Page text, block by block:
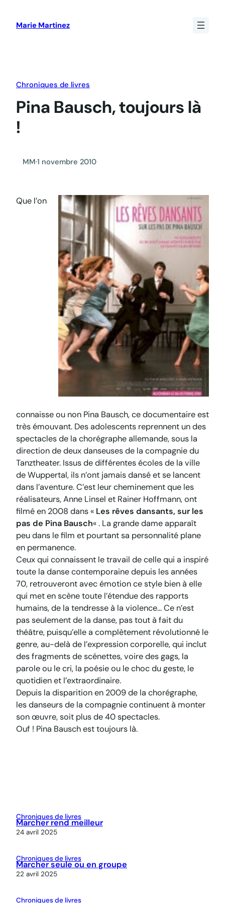
Marie Martinez
Chroniques de livres
Pina Bausch, toujours là
!
MM·1 novembre 2010
Que l’on
connaisse ou non Pina Bausch, ce documentaire est
très émouvant. Des adolescents reprennent un des
spectacles de la chorégraphe allemande, sous la
direction de deux danseuses de la compagnie du
Tanztheater. Issus de différentes écoles de la ville
de Wuppertal, ils n’ont jamais dansé et se lancent
dans l’aventure. C’est leur cheminement que les
réalisateurs, Anne Linsel et Rainer Hoffmann, ont
filmé en 2008 dans « Les rêves dansants, sur les
pas de Pina Bausch« . La grande dame apparaît
peu dans le film et pourtant sa personnalité plane
en permanence.
Ceux qui connaissent le travail de celle qui a inspiré
toute la danse contemporaine depuis les années
70, retrouveront avec émotion ce style bien à elle
qui met en scène toute l’étendue des rapports
humains, de la tendresse à la violence… Ce n’est
pas seulement de la danse, pas tout à fait du
théâtre, puisqu’elle a complètement révolutionné le
genre, au-delà de l’expression corporelle, qui inclut
des fragments de scénettes, voire des gags, la
parole ou le cri, la poésie ou le choc du geste, le
quotidien et l’extraordinaire.
Depuis la disparition en 2009 de la chorégraphe,
les danseurs de la compagnie continuent à monter
son œuvre, soit plus de 40 spectacles.
Ouf ! Pina Bausch est toujours là.
Chroniques de livres
Marcher rend meilleur
24 avril 2025
Chroniques de livres
Marcher seule ou en groupe
22 avril 2025
Chroniques de livres